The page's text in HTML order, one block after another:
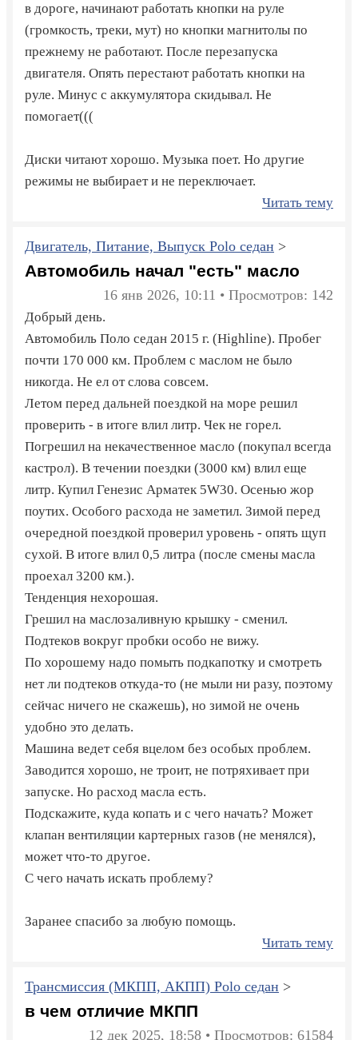
в дороге, начинают работать кнопки на руле
(громкость, треки, мут) но кнопки магнитолы по
прежнему не работают. После перезапуска
двигателя. Опять перестают работать кнопки на
руле. Минус с аккумулятора скидывал. Не
помогает(((
Диски читают хорошо. Музыка поет. Но другие
режимы не выбирает и не переключает.
Читать тему
Двигатель, Питание, Выпуск Polo седан >
Автомобиль начал "есть" масло
16 янв 2026, 10:11 • Просмотров: 142
Добрый день.
Автомобиль Поло седан 2015 г. (Highline). Пробег
почти 170 000 км. Проблем с маслом не было
никогда. Не ел от слова совсем.
Летом перед дальней поездкой на море решил
проверить - в итоге влил литр. Чек не горел.
Погрешил на некачественное масло (покупал всегда
кастрол). В течении поездки (3000 км) влил еще
литр. Купил Генезис Арматек 5W30. Осенью жор
поутих. Особого расхода не заметил. Зимой перед
очередной поездкой проверил уровень - опять щуп
сухой. В итоге влил 0,5 литра (после смены масла
проехал 3200 км.).
Тенденция нехорошая.
Грешил на маслозаливную крышку - сменил.
Подтеков вокруг пробки особо не вижу.
По хорошему надо помыть подкапотку и смотреть
нет ли подтеков откуда-то (не мыли ни разу, поэтому
сейчас ничего не скажешь), но зимой не очень
удобно это делать.
Машина ведет себя вцелом без особых проблем.
Заводится хорошо, не троит, не потряхивает при
запуске. Но расход масла есть.
Подскажите, куда копать и с чего начать? Может
клапан вентиляции картерных газов (не менялся),
может что-то другое.
С чего начать искать проблему?
Заранее спасибо за любую помощь.
Читать тему
Трансмиссия (МКПП, АКПП) Polo седан >
в чем отличие МКПП
12 дек 2025, 18:58 • Просмотров: 61584